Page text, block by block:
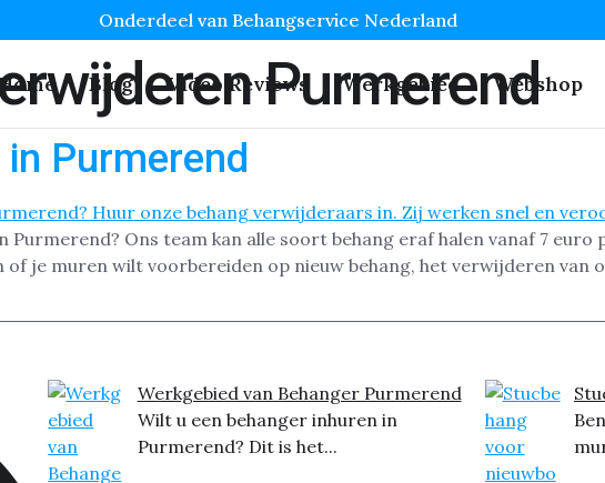
Onderdeel van Behangservice Nederland
Blog Video Reviews Werkgebied Webshop
Purmerend
Purmerend
Ons team kan alle soort behang eraf halen vanaf 7
je muren wilt voorbereiden op nieuw behang, het verwijderen van
Werkgebied van Behanger Purmerend
Wilt u een behanger inhuren in
Purmerend? Dit is het...